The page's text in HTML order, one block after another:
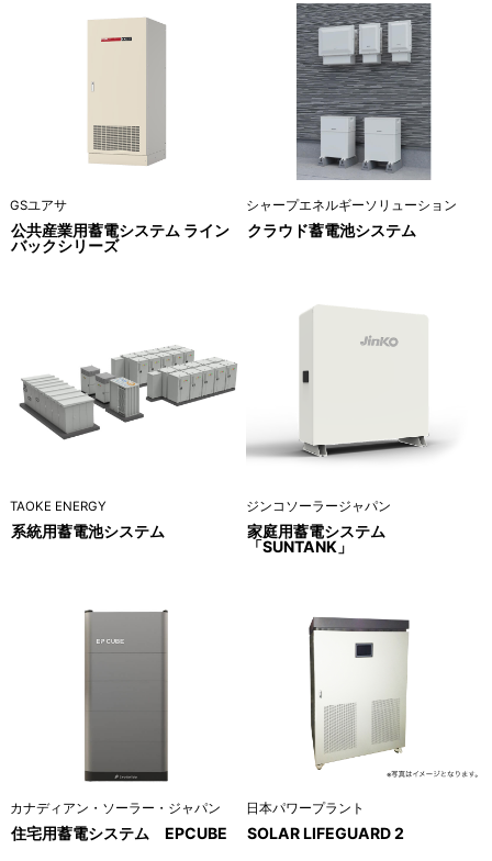
GSユアサ
公共産業用蓄電システム ライン
バックシリーズ
シャープエネルギーソリューション
クラウド蓄電池システム
TAOKE ENERGY
系統用蓄電池システム
ジンコソーラージャパン
家庭用蓄電システム
「SUNTANK」
カナディアン・ソーラー・ジャパン
住宅用蓄電システム EPCUBE
日本パワープラント
SOLAR LIFEGUARD 2